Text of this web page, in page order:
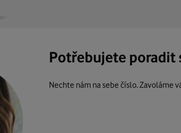
Potřebujete poradit
Nechte nám na sebe číslo. Zavoláme